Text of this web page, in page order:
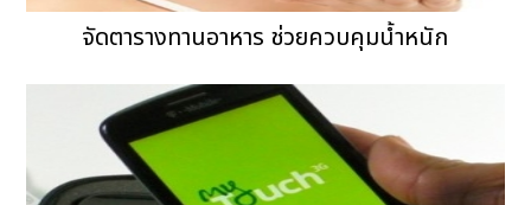
จัดตารางทานอาหาร ช่วยควบคุมน้ำหนัก